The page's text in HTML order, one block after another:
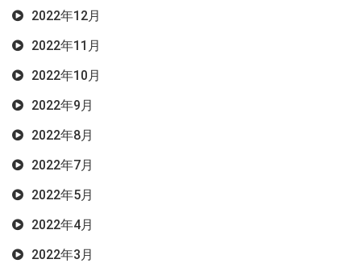
2022年12月
2022年11月
2022年10月
2022年9月
2022年8月
2022年7月
2022年5月
2022年4月
2022年3月